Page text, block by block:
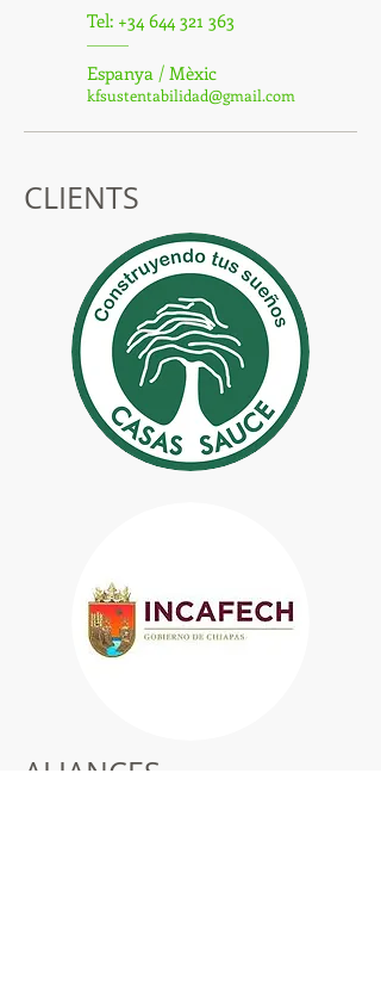
Tel: +34 644 321 363
Espanya / Mèxic
kfsustentabilidad@gmail.com
CLIENTS
ALIANCES